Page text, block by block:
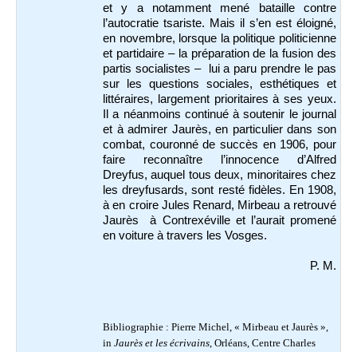
et y a notamment mené bataille contre
l’autocratie tsariste. Mais il s’en est éloigné,
en novembre, lorsque la politique politicienne
et partidaire – la préparation de la fusion des
partis socialistes – lui a paru prendre le pas
sur les questions sociales, esthétiques et
littéraires, largement prioritaires à ses yeux.
Il a néanmoins continué à soutenir le journal
et à admirer Jaurès, en particulier dans son
combat, couronné de succès en 1906, pour
faire reconnaître l’innocence d’Alfred
Dreyfus, auquel tous deux, minoritaires chez
les dreyfusards, sont resté fidèles. En 1908,
à en croire Jules Renard, Mirbeau a retrouvé
Jaurès à Contrexéville et l’aurait promené
en voiture à travers les Vosges.
P. M.
Bibliographie : Pierre Michel, « Mirbeau et Jaurès »,
in Jaurès et les écrivains, Orléans, Centre Charles